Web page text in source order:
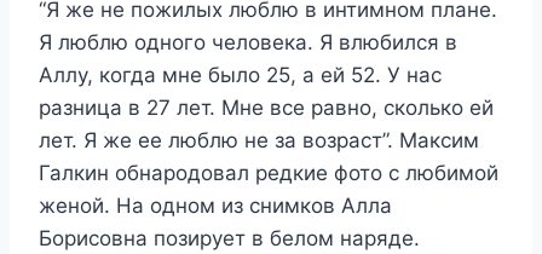
“Я же не пожилых люблю в интимном плане.
Я люблю одного человека. Я влюбился в
Аллу, когда мне было 25, а ей 52. У нас
разница в 27 лет. Мне все равно, сколько ей
лет. Я же ее люблю не за возраст”. Максим
Галкин обнародовал редкие фото с любимой
женой. На одном из снимков Алла
Борисовна позирует в белом наряде.